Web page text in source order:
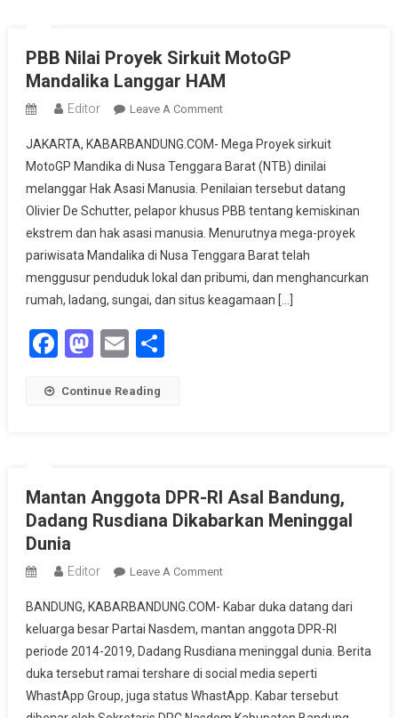
PBB Nilai Proyek Sirkuit MotoGP
Mandalika Langgar HAM
Editor Leave A CommentOn
Nilai
Proyek
Sirkuit
MotoGP
Mandalika
Langgar
HAM
JAKARTA, KABARBANDUNG.COM- Mega Proyek sirkuit
MotoGP Mandika di Nusa Tenggara Barat (NTB) dinilai
melanggar Hak Asasi Manusia. Penilaian tersebut datang
Olivier De Schutter, pelapor khusus PBB tentang kemiskinan
ekstrem dan hak asasi manusia. Menurutnya mega-proyek
pariwisata Mandalika di Nusa Tenggara Barat telah
menggusur penduduk lokal dan pribumi, dan menghancurkan
rumah, ladang, sungai, dan situs keagamaan […]
Facebook
Mastodon
EmailShare
Continue Reading
Mantan Anggota DPR-RI Asal Bandung,
Dadang Rusdiana Dikabarkan Meninggal
Dunia
Editor Leave A CommentOn
Anggota
DPR-
RI
Asal
Bandung,
Dadang
BANDUNG, KABARBANDUNG.COM- Kabar duka datang dari
keluarga besar Partai Nasdem, mantan anggota DPR-RI
periode 2014-2019, Dadang Rusdiana meninggal dunia. Berita
duka tersebut ramai tershare di social media seperti
WhastApp Group, juga status WhastApp. Kabar tersebut